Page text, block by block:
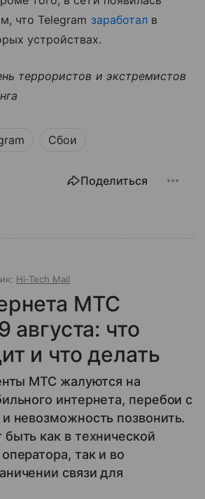
что Telegram заработалв
устройствах.
террористов и экстремистов
Сбои
Поделиться
Hi-Tech Mail
МТС
августа: что
и что делать
МТС жалуются на
интернета, перебои с
и невозможность позвонить.
как в технической
так и во
связи для